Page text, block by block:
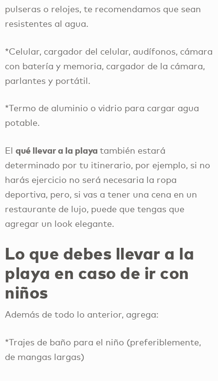
pulseras o relojes, te recomendamos que sean
resistentes al agua.
*Celular, cargador del celular, audífonos, cámara
con batería y memoria, cargador de la cámara,
parlantes y portátil.
*Termo de aluminio o vidrio para cargar agua
potable.
El qué llevar a la playa también estará
determinado por tu itinerario, por ejemplo, si no
harás ejercicio no será necesaria la ropa
deportiva, pero, si vas a tener una cena en un
restaurante de lujo, puede que tengas que
agregar un look elegante.
Lo que debes llevar a la
playa en caso de ir con
niños
Además de todo lo anterior, agrega:
*Trajes de baño para el niño (preferiblemente,
de mangas largas)